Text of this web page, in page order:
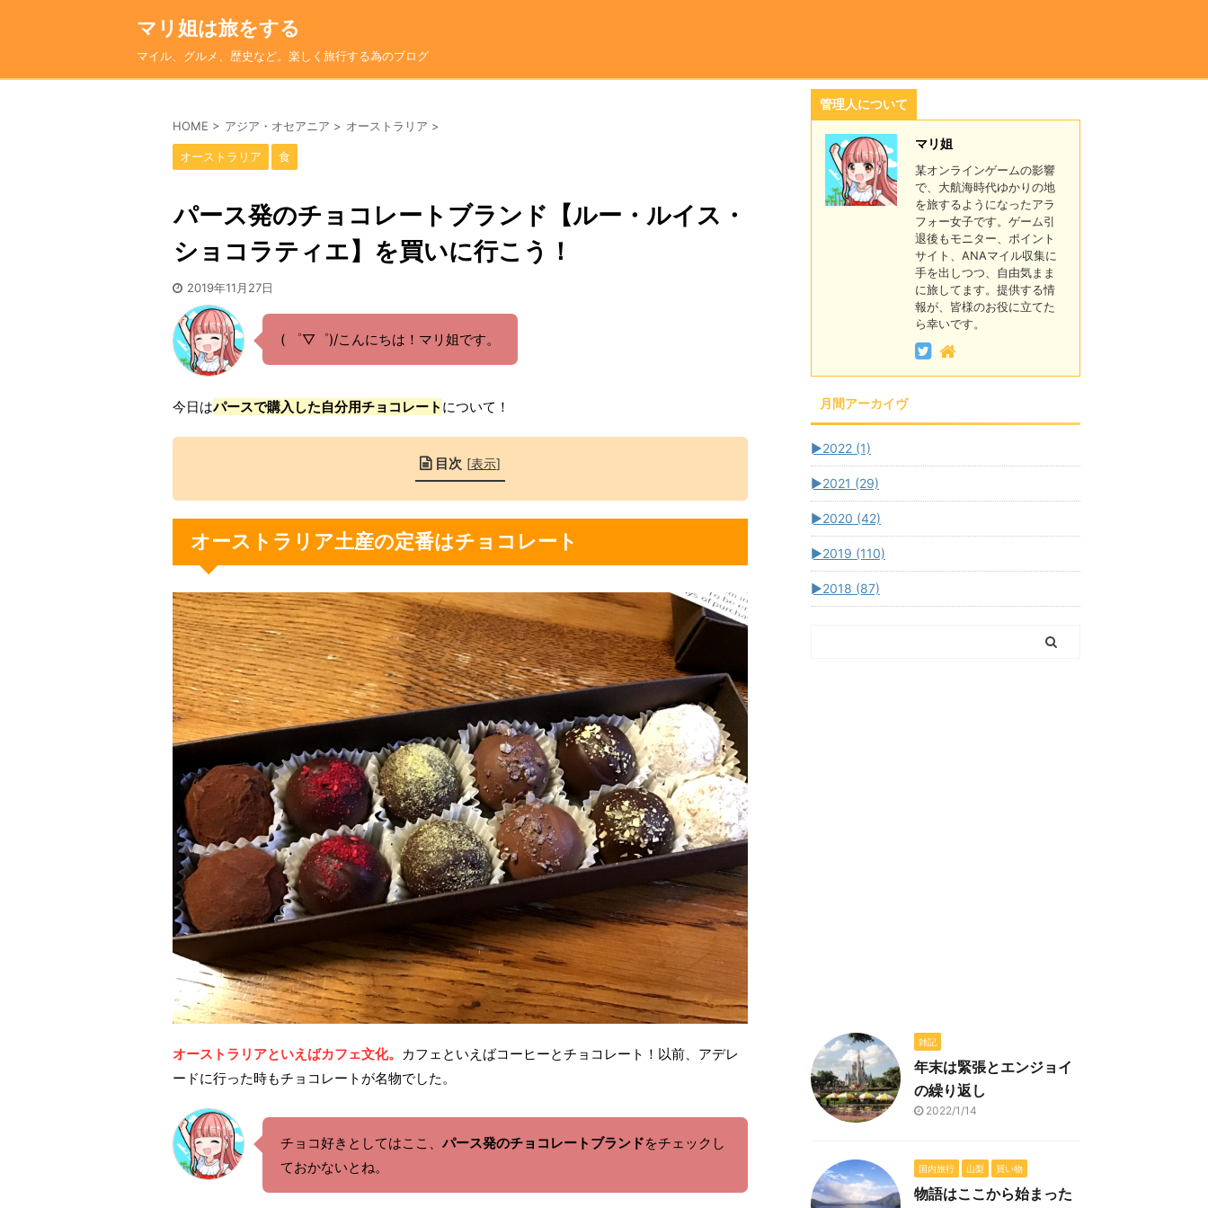
マリ姐は旅をする
マイル、グルメ、歴史など。楽しく旅行する為のブログ
HOME > アジア・オセアニア > オーストラリア >
オーストラリア 食
パース発のチョコレートブランド【ルー・ルイス・
ショコラティエ】を買いに行こう！
2019年11月27日
( ゜▽゜)/こんにちは！マリ姐です。
今日はパースで購入した自分用チョコレート について！
目次 [表示]
オーストラリア土産の定番はチョコレート
オーストラリアといえばカフェ文化。 カフェといえばコーヒーとチョコレート！以前、アデレ
ードに行った時もチョコレートが名物でした。
チョコ好きとしてはここ、 パース発のチョコレートブランドをチェックし
ておかないとね。
管理人について
マリ姐
某オンラインゲームの影響
で、大航海時代ゆかりの地
を旅するようになったアラ
フォー女子です。ゲーム引
退後もモニター、ポイント
サイト、ANAマイル収集に
手を出しつつ、自由気まま
に旅してます。提供する情
報が、皆様のお役に立てた
ら幸いです。
月間アーカイヴ
►2022 (1)
►2021 (29)
►2020 (42)
►2019 (110)
►2018 (87)
雑記
年末は緊張とエンジョイ
の繰り返し
2022/1/14
国内旅行 山梨 買い物
物語はここから始まった